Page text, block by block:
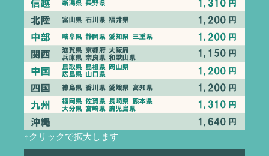
↑クリックで拡大します